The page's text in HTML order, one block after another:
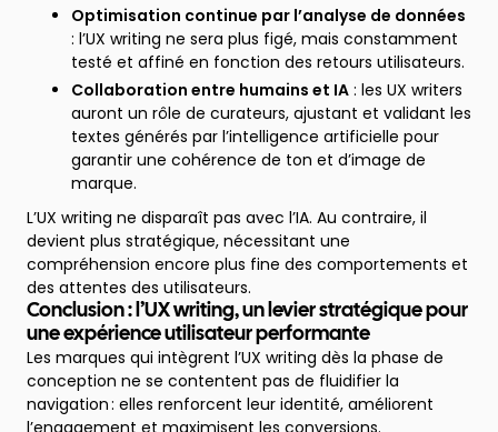
Optimisation continue par l’analyse de données
: l’UX writing ne sera plus figé, mais constamment
testé et affiné en fonction des retours utilisateurs.
Collaboration entre humains et IA : les UX writers
auront un rôle de curateurs, ajustant et validant les
textes générés par l’intelligence artificielle pour
garantir une cohérence de ton et d’image de
marque.
L’UX writing ne disparaît pas avec l’IA. Au contraire, il
devient plus stratégique, nécessitant une
compréhension encore plus fine des comportements et
des attentes des utilisateurs.
Conclusion : l’UX writing, un levier stratégique pour
une expérience utilisateur performante
Les marques qui intègrent l’UX writing dès la phase de
conception ne se contentent pas de fluidifier la
navigation : elles renforcent leur identité, améliorent
l’engagement et maximisent les conversions.